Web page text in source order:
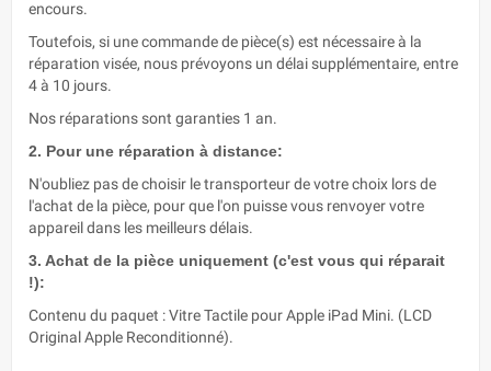
encours.
Toutefois, si une commande de pièce(s) est nécessaire à la
réparation visée, nous prévoyons un délai supplémentaire, entre
4 à 10 jours.
Nos réparations sont garanties 1 an.
2. Pour une réparation à distance:
N'oubliez pas de choisir le transporteur de votre choix lors de
l'achat de la pièce, pour que l'on puisse vous renvoyer votre
appareil dans les meilleurs délais.
3. Achat de la pièce uniquement (c'est vous qui réparait
!):
Contenu du paquet : Vitre Tactile pour Apple iPad Mini. (LCD
Original Apple Reconditionné).